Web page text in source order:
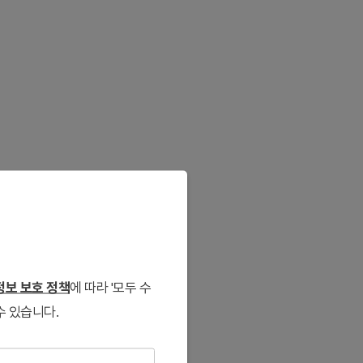
보 보호 정책에 따라 '모두 수
있습니다.